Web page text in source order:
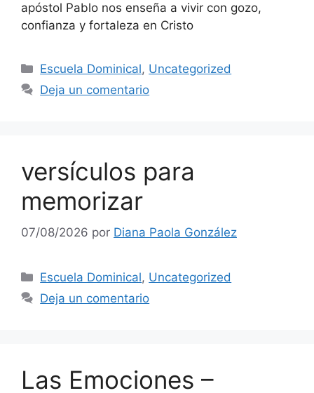
apóstol Pablo nos enseña a vivir con gozo,
confianza y fortaleza en Cristo
Escuela Dominical, Uncategorized
Deja un comentario
versículos para
memorizar
07/08/2026 por Diana Paola González
Escuela Dominical, Uncategorized
Deja un comentario
Las Emociones –